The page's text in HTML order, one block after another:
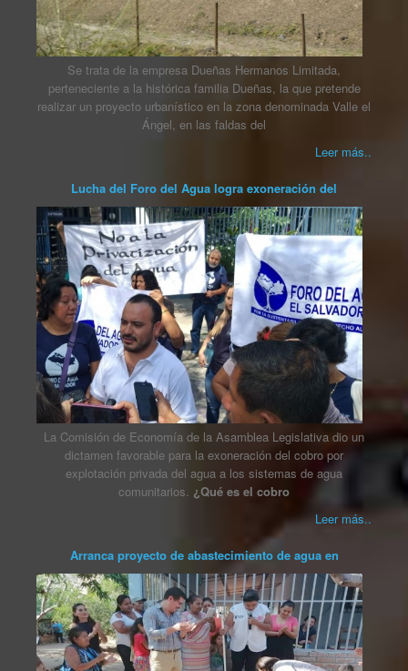
Se trata de la empresa Dueñas Hermanos Limitada,
perteneciente a la histórica familia Dueñas, la que pretende
realizar un proyecto urbanístico en la zona denominada Valle el
Ángel, en las faldas del
Leer más..
Lucha del Foro del Agua logra exoneración del
La Comisión de Economía de la Asamblea Legislativa dio un
dictamen favorable para la exoneración del cobro por
explotación privada del agua a los sistemas de agua
comunitarios. ¿Qué es el cobro
Leer más..
Arranca proyecto de abastecimiento de agua en